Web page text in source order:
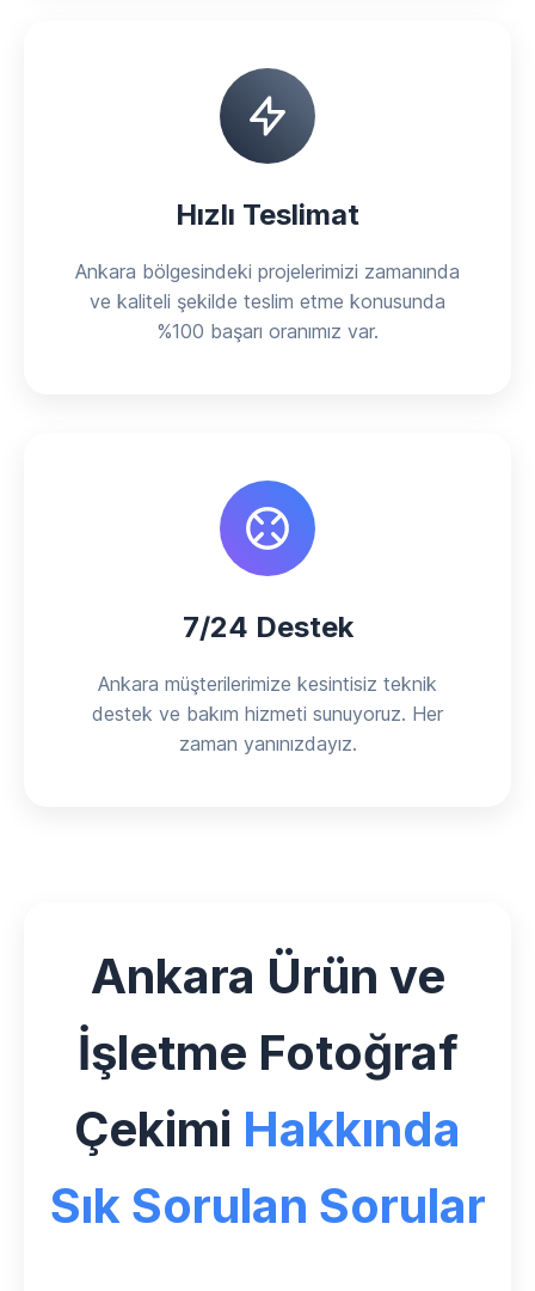
Hızlı Teslimat
Ankara bölgesindeki projelerimizi zamanında
ve kaliteli şekilde teslim etme konusunda
%100 başarı oranımız var.
7/24 Destek
Ankara müşterilerimize kesintisiz teknik
destek ve bakım hizmeti sunuyoruz. Her
zaman yanınızdayız.
Ankara Ürün ve
İşletme Fotoğraf
Çekimi Hakkında
Sık Sorulan Sorular